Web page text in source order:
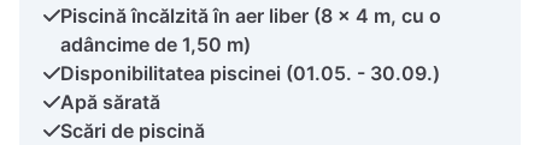
Piscină încălzită în aer liber (8 x 4 m, cu o
adâncime de 1,50 m)
Disponibilitatea piscinei (01.05. - 30.09.)
Apă sărată
Scări de piscină